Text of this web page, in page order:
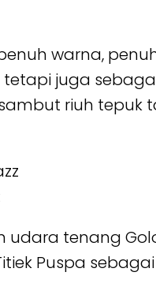
warna,
juga
riuh
tenang
Puspa